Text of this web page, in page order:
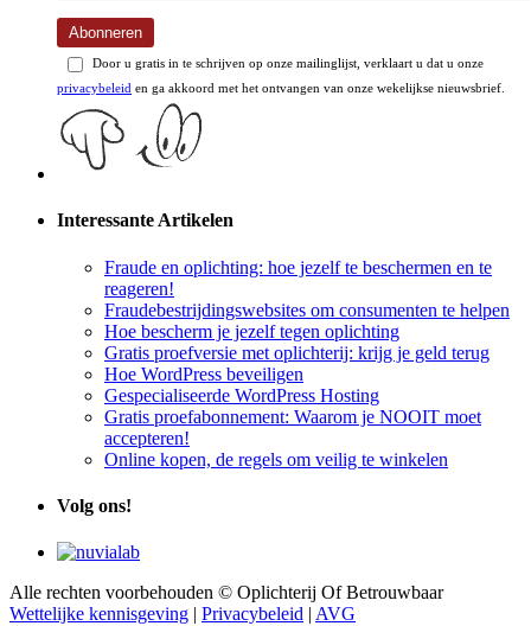
Abonneren
Door u gratis in te schrijven op onze mailinglijst, verklaart u dat u onze
privacybeleid en ga akkoord met het ontvangen van onze wekelijkse nieuwsbrief.
Interessante Artikelen
Fraude en oplichting: hoe jezelf te beschermen en te
reageren!
Fraudebestrijdingswebsites om consumenten te helpen
Hoe bescherm je jezelf tegen oplichting
Gratis proefversie met oplichterij: krijg je geld terug
Hoe WordPress beveiligen
Gespecialiseerde WordPress Hosting
Gratis proefabonnement: Waarom je NOOIT moet
accepteren!
Online kopen, de regels om veilig te winkelen
Volg ons!
Alle rechten voorbehouden © Oplichterij Of Betrouwbaar
Wettelijke kennisgeving | Privacybeleid | AVG